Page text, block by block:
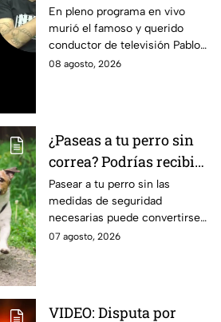
famoso conductor de
televisión a los 49 años
En pleno programa en vivo
murió el famoso y querido
conductor de televisión Pablo
Balario, a los 49 años de edad.
08 agosto, 2026
¿Paseas a tu perro sin
correa? Podrías recibir
una fuerte MULTA
Pasear a tu perro sin las
medidas de seguridad
necesarias puede convertirse
en una infracción en la CDMX,
07 agosto, 2026
VIDEO: Disputa por